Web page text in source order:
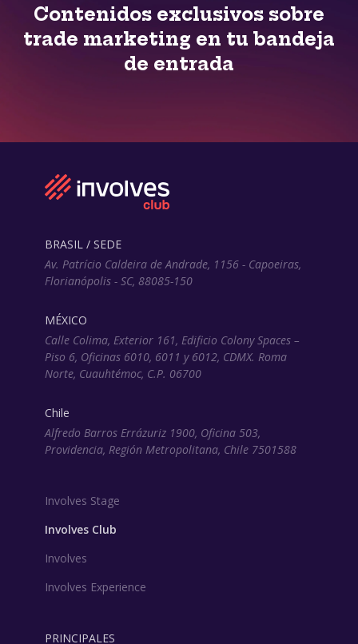
Contenidos exclusivos sobre
trade marketing en tu bandeja
de entrada
BRASIL / SEDE
Av. Patrício Caldeira de Andrade, 1156 - Capoeiras,
Florianópolis - SC, 88085-150
MÉXICO
Calle Colima, Exterior 161, Edificio Colony Spaces –
Piso 6, Oficinas 6010, 6011 y 6012, CDMX. Roma
Norte, Cuauhtémoc, C.P. 06700
Chile
Alfredo Barros Errázuriz 1900, Oficina 503,
Providencia, Región Metropolitana, Chile 7501588
Involves Stage
Involves Club
Involves
Involves Experience
PRINCIPALES